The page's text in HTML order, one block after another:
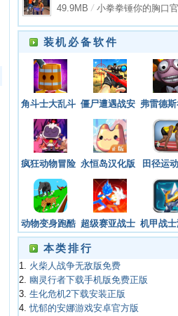
49.9MB /小拳拳锤你的胸口官
装机必备软件
角斗士大乱斗
Gladiator
Arena手游安
卓版
僵尸遭遇战安
卓版下载
弗雷德
公司游戏
手机
疯狂动物冒险
记下载中文版
免费
永恒岛汉化版
下载最新版本
田径运
下载完
动物变身跑酷
手游安卓版
超级赛亚战士
游戏安卓版下
机甲战
手机
本类排行
1.
火柴人战争无敌版免费
2.
幽灵行者下载手机版免费正版
3. 生化危机2下载安装正版
4.忧郁的安娜游戏安卓官方版